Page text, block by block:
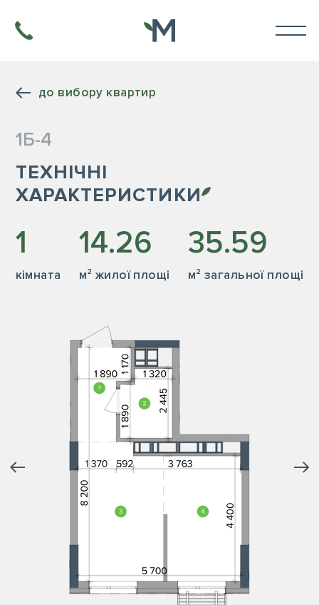
до вибору квартир
1Б-4
ТЕХНІЧНІ
ХАРАКТЕРИСТИКИ
1
кiмната
14.26
м² жилої площі
35.59
м² загальної площі